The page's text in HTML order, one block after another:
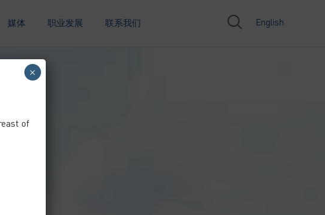
媒体 职业发展 联系我们 English
of
×